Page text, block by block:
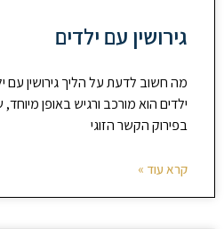
גירושין עם ילדים
מה חשוב לדעת על הליך גירושין עם
ילדים הוא מורכב ורגיש באופן
בפירוק הקשר הזוגי
קרא עוד »